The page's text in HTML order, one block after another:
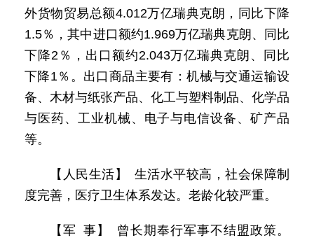
外货物贸易总额4.012万亿瑞典克朗，同比下降
1.5％，其中进口额约1.969万亿瑞典克朗、同比
下降2％，出口额约2.043万亿瑞典克朗、同比
下降1％。出口商品主要有：机械与交通运输设
备、木材与纸张产品、化工与塑料制品、化学品
与医药、工业机械、电子与电信设备、矿产品
等。
【人民生活】 生活水平较高，社会保障制
度完善，医疗卫生体系发达。老龄化较严重。
【军 事】 曾长期奉行军事不结盟政策。